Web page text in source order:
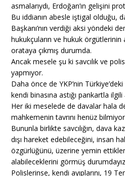
asmalarıydı, Erdoğan’ın gelişini
Bu iddianın abesle iştigal olduğu,
Başkanı’nın verdiği aksi yöndeki
hukukçuların ve hukuk örgütlerinin
orataya çıkmış durumda.
Ancak mesele şu ki savcılık ve
yapmıyor.
Daha önce de YKP’nin
kendi binasına astığı pankartla ilgili
Her iki meselede de davalar hala
mahkemenin tavrını henüz
Bununla birlikte savcılığın, dava
dışı hareket edebileceğini, insan
özgürlüğünü, üzerine yemin ettikleri
alabileceklerini görmüş
Polislerinse, kendi ayıplarını, 19